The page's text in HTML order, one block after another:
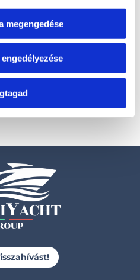
megengedése
T350 VIB
Kérje ajánlatunkat!